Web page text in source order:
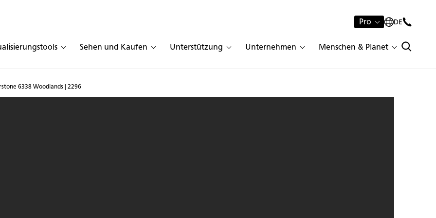
Pro DE
Sehen und Kaufen Unterstützung Unternehmen Menschen & Planet
6338 Woodlands | 2296
in Caesarstone 6338 Woodlands | 2296